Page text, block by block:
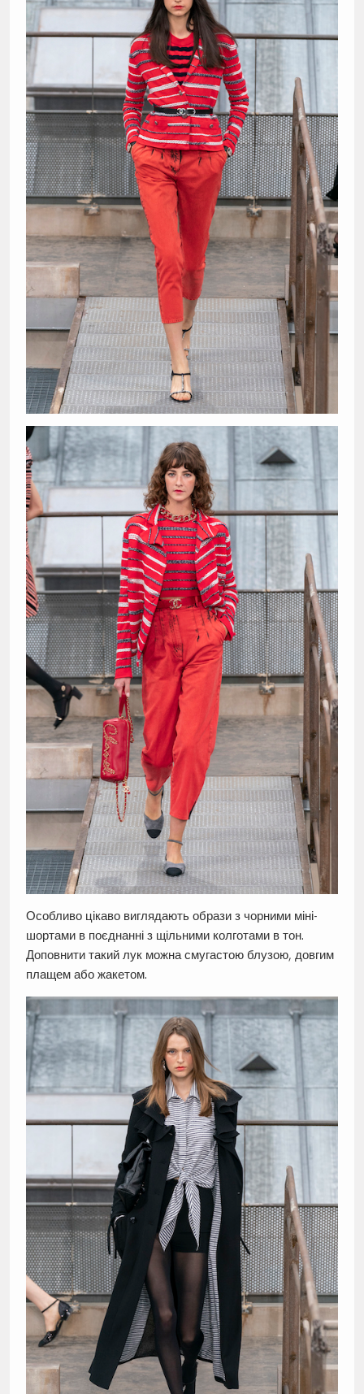
Особливо цікаво виглядають образи з чорними міні-
шортами в поєднанні з щільними колготами в тон.
Доповнити такий лук можна смугастою блузою, довгим
плащем або жакетом.